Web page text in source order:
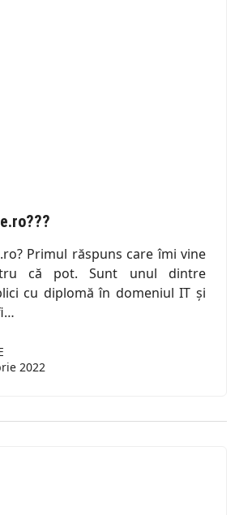
Primul răspuns care îmi vine
că pot. Sunt unul dintre
cu diplomă în domeniul IT și
2022